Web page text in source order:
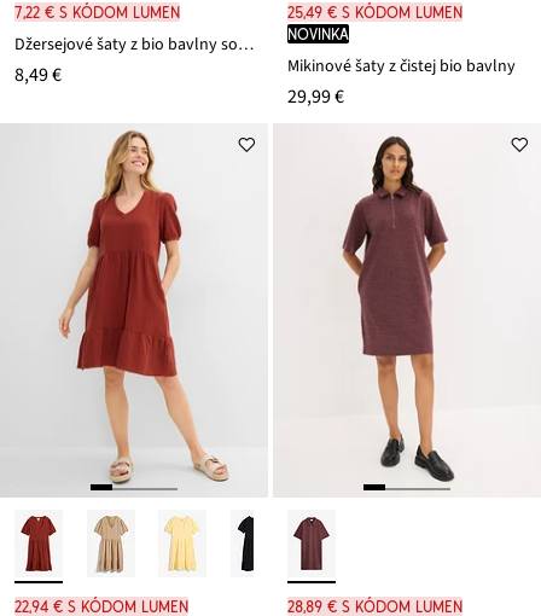
7,22 € s kódom LUMEN
Džersejové šaty z bio bavlny so strečom
8,49 €
25,49 € s kódom LUMEN
novinka
Mikinové šaty z čistej bio bavlny
29,99 €
22,94 € s kódom LUMEN 28,89 € s kódom LUMEN